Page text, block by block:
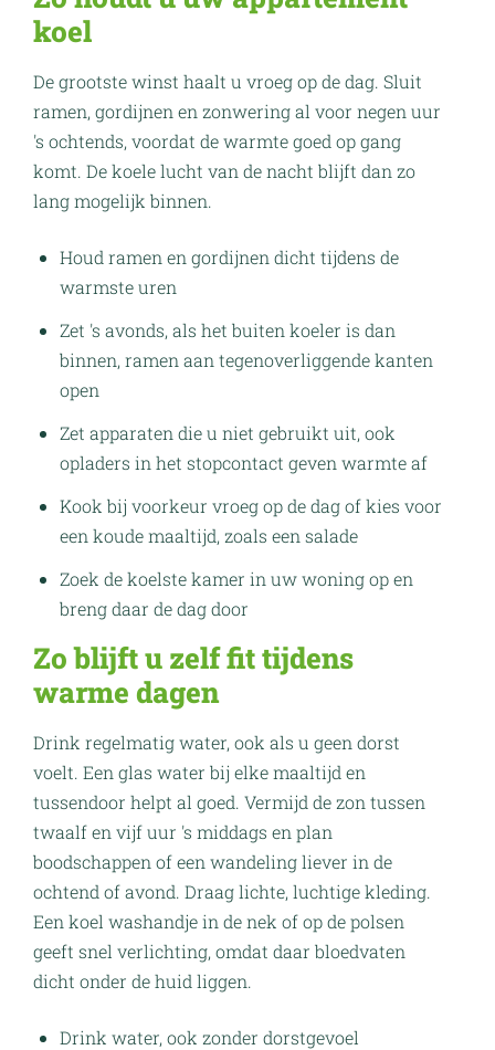
koel
De grootste winst haalt u vroeg op de dag. Sluit
ramen, gordijnen en zonwering al voor negen uur
's ochtends, voordat de warmte goed op gang
komt. De koele lucht van de nacht blijft dan zo
lang mogelijk binnen.
Houd ramen en gordijnen dicht tijdens de
warmste uren
Zet 's avonds, als het buiten koeler is dan
binnen, ramen aan tegenoverliggende kanten
open
Zet apparaten die u niet gebruikt uit, ook
opladers in het stopcontact geven warmte af
Kook bij voorkeur vroeg op de dag of kies voor
een koude maaltijd, zoals een salade
Zoek de koelste kamer in uw woning op en
breng daar de dag door
Zo blijft u zelf fit tijdens
warme dagen
Drink regelmatig water, ook als u geen dorst
voelt. Een glas water bij elke maaltijd en
tussendoor helpt al goed. Vermijd de zon tussen
twaalf en vijf uur 's middags en plan
boodschappen of een wandeling liever in de
ochtend of avond. Draag lichte, luchtige kleding.
Een koel washandje in de nek of op de polsen
geeft snel verlichting, omdat daar bloedvaten
dicht onder de huid liggen.
Drink water, ook zonder dorstgevoel